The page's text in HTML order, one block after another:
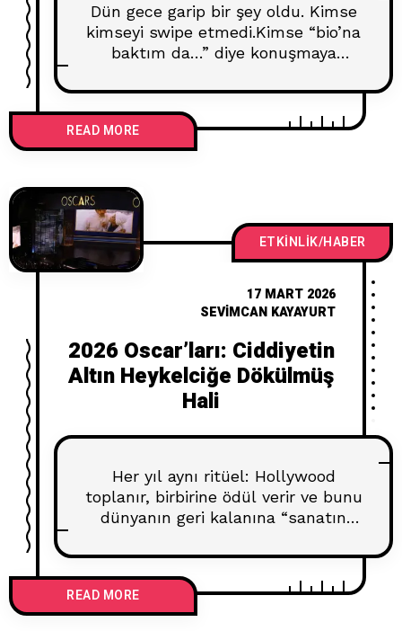
Dün gece garip bir şey oldu. Kimse
kimseyi swipe etmedi.Kimse “bio’na
baktım da…” diye konuşmaya
stalklamadı bile. Bunun yerine…
insanlar gerçekten tanıştı. Evet,
yanlış okumadın. Bildiğimiz, analog,
eski usul, göz teması içeren
etkinliğinde buldum kendimi. Adı
bile başlı başına bir sıcaklık yayıyor
zaten. Ama asıl mesele isim değil
— mesele,
READ MORE
ETKINLIK/HABER
17 MART 2026
SEVIMCAN KAYAYURT
2026 Oscar’ları: Ciddiyetin
Altın Heykelciğe Dökülmüş
Hali
Her yıl aynı ritüel: Hollywood
toplanır, birbirine ödül verir ve bunu
dünyanın geri kalanına “sanatın
Ödülleri dediğimiz şey tam olarak
bu. 1929’da birkaç kişinin akşam
yemeğinde dağıttığı ödüller, bugün
milyarların izlediği bir canlı yayına
READ MORE